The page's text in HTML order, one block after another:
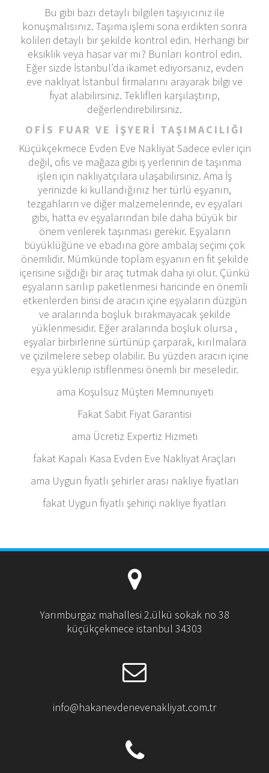
Bu gibi bazı detaylı bilgileri taşıyıcınız ile
konuşmalısınız. Taşıma işlemi sona erdikten sonra
kolileri detaylı bir şekilde kontrol edin. Herhangi bir
eksiklik veya hasar var mı? Bunları kontrol edin.
Eğer sizde İstanbul’da ikamet ediyorsanız, evden
eve nakliyat İstanbul firmalarını arayarak bilgi ve
fiyat alabilirsiniz. Teklifleri karşılaştırıp,
değerlendirebilirsiniz.
OFİS FUAR VE İŞYERİ TAŞIMACILIĞI
Küçükçekmece Evden Eve Nakliyat Sadece evler için
değil, ofis ve mağaza gibi iş yerlerinin de taşınma
işleri için nakliyatçılara ulaşabilirsiniz. Ama İş
yerinizde ki kullandığınız her türlü eşyanın,
tezgahların ve diğer malzemelerinde, ev eşyaları
gibi, hatta ev eşyalarından bile daha büyük bir
önem verilerek taşınması gerekir. Eşyaların
büyüklüğüne ve ebadına göre ambalaj seçimi çok
önemlidir. Mümkünde toplam eşyanın en fit şekilde
içerisine sığdığı bir araç tutmak daha iyi olur. Çünkü
eşyaların sarılıp paketlenmesi haricinde en önemli
etkenlerden birisi de aracın içine eşyaların düzgün
ve aralarında boşluk bırakmayacak şekilde
yüklenmesidir. Eğer aralarında boşluk olursa ,
eşyalar birbirlerine sürtünüp çarparak, kırılmalara
ve çizilmelere sebep olabilir. Bu yüzden aracın içine
eşya yüklenip istiflenmesi önemli bir meseledir.
ama Koşulsuz Müşteri Memnuniyeti
Fakat Sabit Fiyat Garantisi
ama Ücretiz Expertiz Hizmeti
fakat Kapalı Kasa Evden Eve Nakliyat Araçları
ama Uygun fiyatlı şehirler arası nakliye fiyatları
fakat Uygun fiyatlı şehiriçi nakliye fiyatları
Yarımburgaz mahallesi 2.ülkü sokak no 38
küçükçekmece istanbul 34303
info@hakanevdenevenakliyat.com.tr